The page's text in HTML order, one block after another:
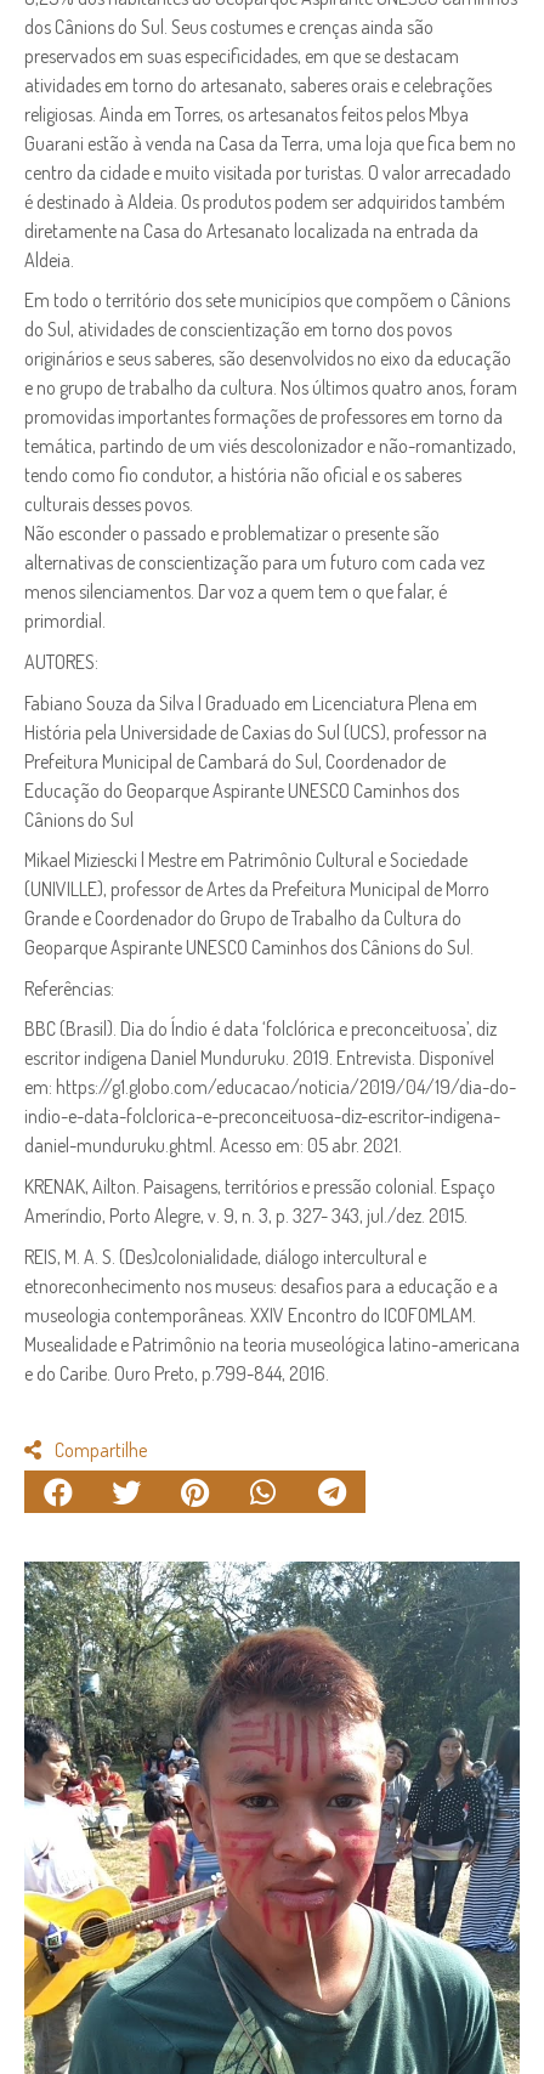
dos Cânions do Sul. Seus costumes e crenças ainda são
preservados em suas especificidades, em que se destacam
atividades em torno do artesanato, saberes orais e celebrações
religiosas. Ainda em Torres, os artesanatos feitos pelos Mbya
Guarani estão à venda na Casa da Terra, uma loja que fica bem no
centro da cidade e muito visitada por turistas. O valor arrecadado
é destinado à Aldeia. Os produtos podem ser adquiridos também
diretamente na Casa do Artesanato localizada na entrada da
Aldeia.
Em todo o território dos sete municípios que compõem o Cânions
do Sul, atividades de conscientização em torno dos povos
originários e seus saberes, são desenvolvidos no eixo da educação
e no grupo de trabalho da cultura. Nos últimos quatro anos, foram
promovidas importantes formações de professores em torno da
temática, partindo de um viés descolonizador e não-romantizado,
tendo como fio condutor, a história não oficial e os saberes
culturais desses povos.
Não esconder o passado e problematizar o presente são
alternativas de conscientização para um futuro com cada vez
menos silenciamentos. Dar voz a quem tem o que falar, é
primordial.
AUTORES:
Fabiano Souza da Silva | Graduado em Licenciatura Plena em
História pela Universidade de Caxias do Sul (UCS), professor na
Prefeitura Municipal de Cambará do Sul, Coordenador de
Educação do Geoparque Aspirante UNESCO Caminhos dos
Cânions do Sul
Mikael Miziescki | Mestre em Patrimônio Cultural e Sociedade
(UNIVILLE), professor de Artes da Prefeitura Municipal de Morro
Grande e Coordenador do Grupo de Trabalho da Cultura do
Geoparque Aspirante UNESCO Caminhos dos Cânions do Sul.
Referências:
BBC (Brasil). Dia do Índio é data ‘folclórica e preconceituosa’, diz
escritor indígena Daniel Munduruku. 2019. Entrevista. Disponível
em: https://g1.globo.com/educacao/noticia/2019/04/19/dia-do-
indio-e-data-folclorica-e-preconceituosa-diz-escritor-indigena-
daniel-munduruku.ghtml. Acesso em: 05 abr. 2021.
KRENAK, Ailton. Paisagens, territórios e pressão colonial. Espaço
Ameríndio, Porto Alegre, v. 9, n. 3, p. 327- 343, jul./dez. 2015.
REIS, M. A. S. (Des)colonialidade, diálogo intercultural e
etnoreconhecimento nos museus: desafios para a educação e a
museologia contemporâneas. XXIV Encontro do ICOFOMLAM.
Musealidade e Patrimônio na teoria museológica latino-americana
e do Caribe. Ouro Preto, p.799-844, 2016.
Compartilhe